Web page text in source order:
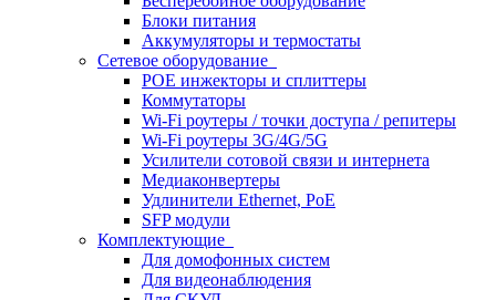
Блоки питания
Аккумуляторы и термостаты
Сетевое оборудование
POE инжекторы и сплиттеры
Коммутаторы
Wi-Fi роутеры / точки доступа / репитеры
Wi-Fi роутеры 3G/4G/5G
Усилители сотовой связи и интернета
Медиаконвертеры
Удлинители Ethernet, PoE
SFP модули
Комплектующие
Для домофонных систем
Для видеонаблюдения